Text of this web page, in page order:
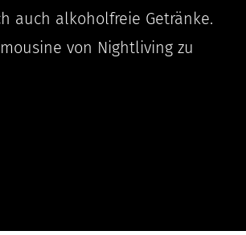
auch alkoholfreie Getränke.
von Nightliving zu